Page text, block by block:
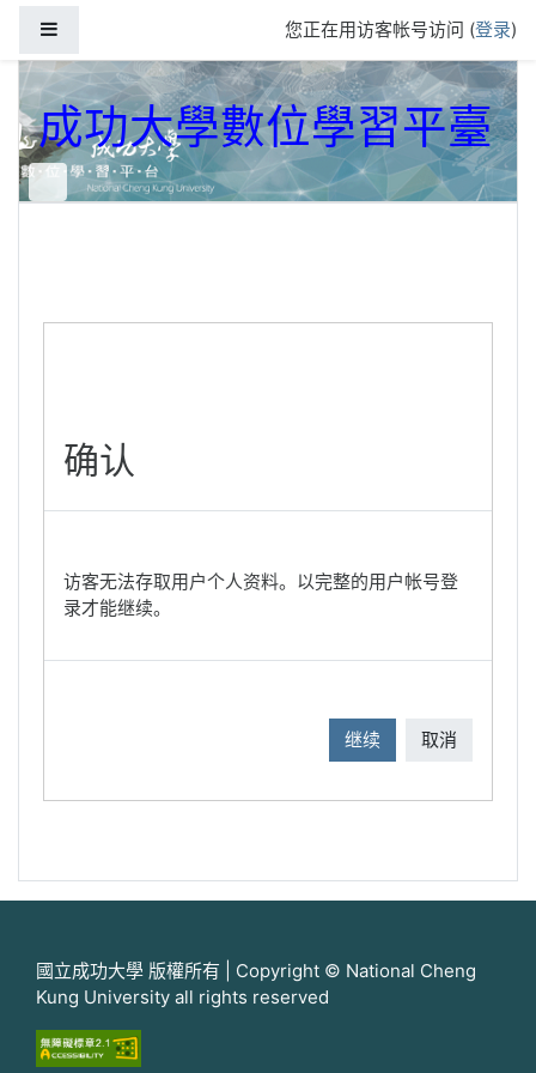
您正在用访客帐号访问 (登录)
成功大學數位學習平臺
确认
访客无法存取用户个人资料。以完整的用户帐号登
录才能继续。
继续 取消
國立成功大學 版權所有 | Copyright © National Cheng
Kung University all rights reserved